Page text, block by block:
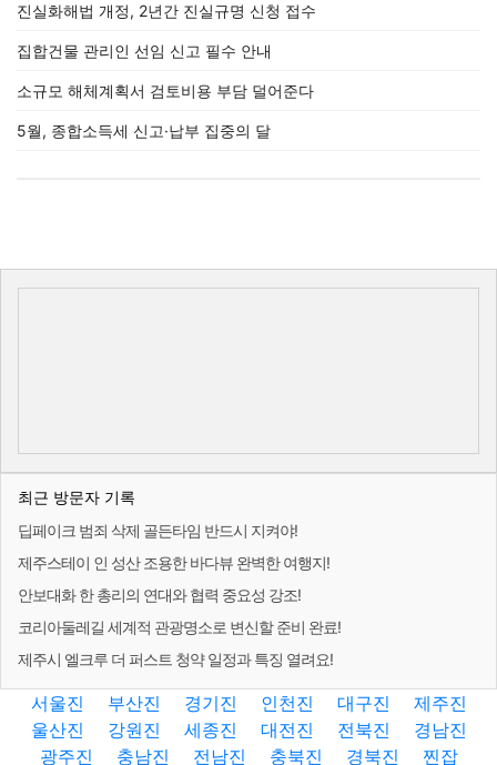
진실화해법 개정, 2년간 진실규명 신청 접수
집합건물 관리인 선임 신고 필수 안내
소규모 해체계획서 검토비용 부담 덜어준다
5월, 종합소득세 신고·납부 집중의 달
최근 방문자 기록
딥페이크 범죄 삭제 골든타임 반드시 지켜야!
제주스테이 인 성산 조용한 바다뷰 완벽한 여행지!
안보대화 한 총리의 연대와 협력 중요성 강조!
코리아둘레길 세계적 관광명소로 변신할 준비 완료!
제주시 엘크루 더 퍼스트 청약 일정과 특징 열려요!
서울진 부산진 경기진 인천진 대구진
제주진
울산진
강원진 세종진 대전진 전북진
경남진
광주진
충남진 전남진 충북진 경북진 찐잡